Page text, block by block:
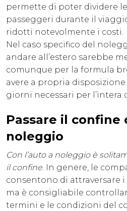
permette di poter dividere
passeggeri durante il
ridotti notevolmente i costi.
Nel caso specifico del
andare all’estero sarebbe
comunque per la formula
avere a propria
giorni necessari per l’intera
Passare il confine
noleggio
Con l’auto a noleggio è
il confine. In genere, le
consentono di attraversare
ma è consigliabile
termini e le condizioni del